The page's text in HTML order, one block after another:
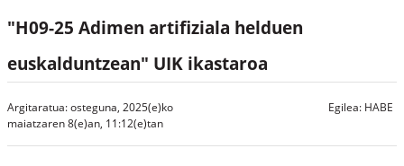
"H09-25 Adimen artifiziala helduen
euskalduntzean" UIK ikastaroa
Argitaratua: osteguna, 2025(e)ko
maiatzaren 8(e)an, 11:12(e)tan
Egilea: HABE